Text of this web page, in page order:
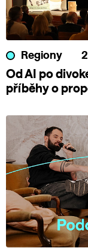
Regiony
Od AI po
příběhy o